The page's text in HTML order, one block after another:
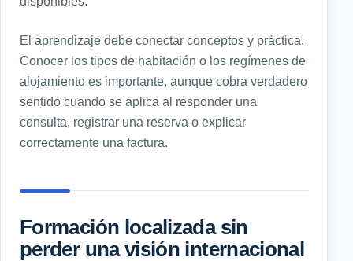
El aprendizaje debe conectar conceptos y práctica.
Conocer los tipos de habitación o los regímenes de
alojamiento es importante, aunque cobra verdadero
sentido cuando se aplica al responder una
consulta, registrar una reserva o explicar
correctamente una factura.
Formación localizada sin
perder una visión internacional